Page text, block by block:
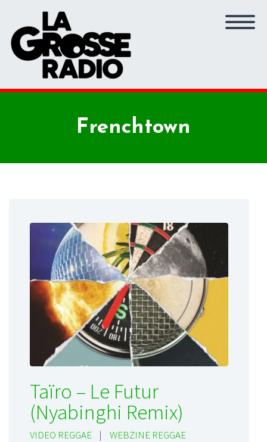
Frenchtown
Taïro – Le Futur
(Nyabinghi Remix)
VIDEO REGGAE | WEBZINE REGGAE